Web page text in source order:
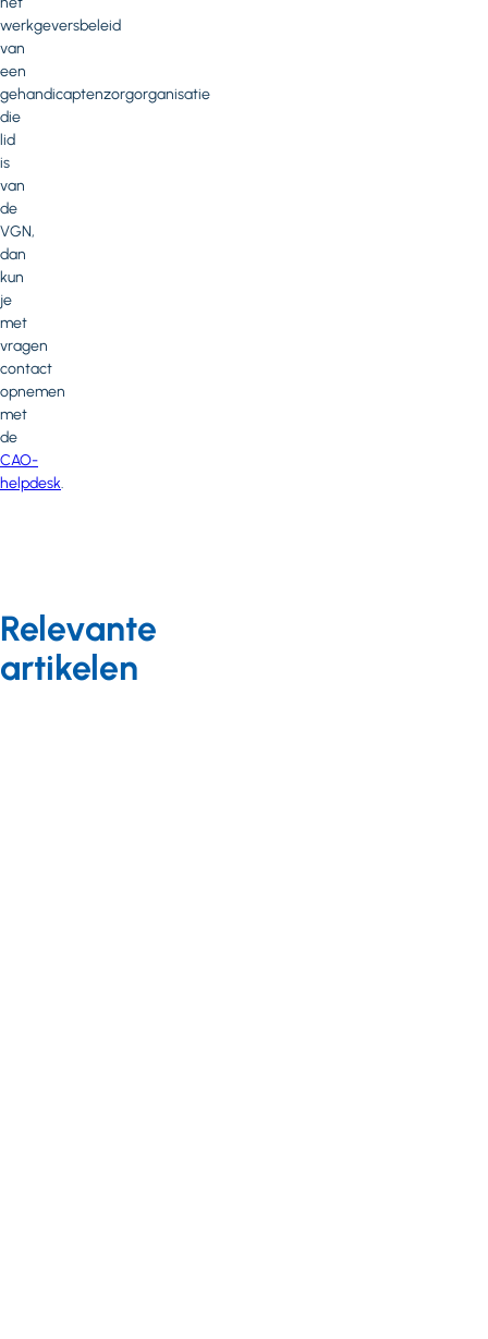
werkgeversbeleid
van
een
gehandicaptenzorgorganisatie
die
lid
is
van
de
VGN,
dan
kun
je
met
vragen
contact
opnemen
met
de
CAO-
helpdesk.
Relevante
artikelen